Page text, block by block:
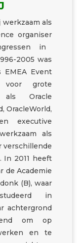
werkzaam als
organiser
in
2005 was
EMEA Event
voor grote
als Oracle
OracleWorld,
executive
als
verschillende
In 2011 heeft
de Academie
(B), waar
in
achtergrond
om op
en te